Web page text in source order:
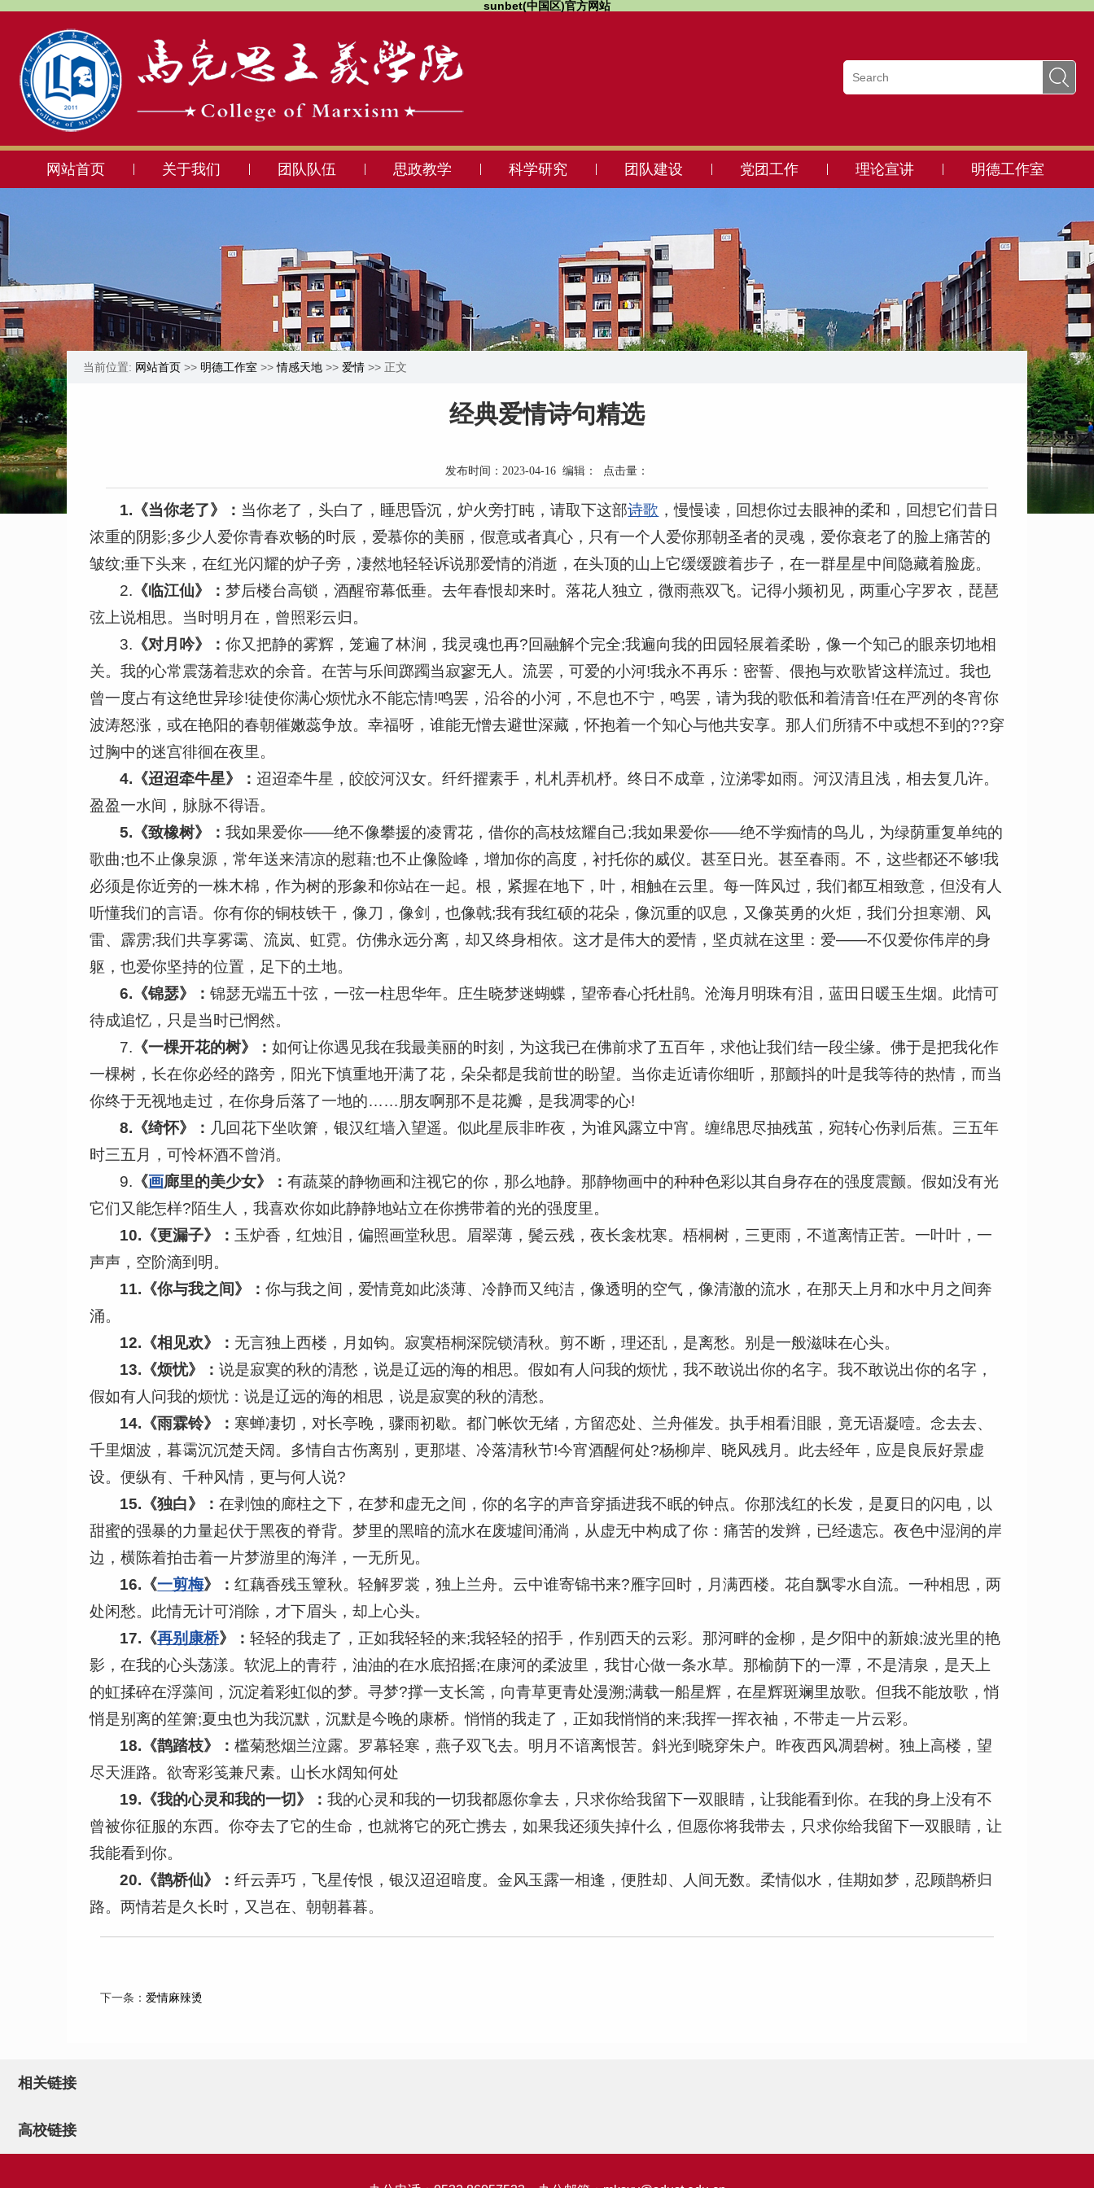
sunbet(中国区)官方网站
网站首页 关于我们 团队队伍 思政教学 科学研究 团队建设 党团工作 理论宣讲 明德工作室
当前位置: 网站首页 >> 明德工作室 >>情感天地 >> 爱情 >> 正文
经典爱情诗句精选
发布时间：2023-04-16 编辑： 点击量：
1. 《当你老了》： 当你老了，头白了，睡思昏沉，炉火旁打盹，请取下这部诗歌 ，慢慢读，回想你过去眼神的柔和，回想它们昔日
浓重的阴影;多少人爱你青春欢畅的时辰，爱慕你的美丽，假意或者真心，只有一个人爱你那朝圣者的灵魂，爱你衰老了的脸上痛苦的
皱纹;垂下头来，在红光闪耀的炉子旁，凄然地轻轻诉说那爱情的消逝，在头顶的山上它缓缓踱着步子，在一群星星中间隐藏着脸庞。
2. 《临江仙》：梦后楼台高锁，酒醒帘幕低垂。去年春恨却来时。落花人独立，微雨燕双飞。记得小频初见，两重心字罗衣，琵琶
弦上说相思。当时明月在，曾照彩云归。
3. 《对月吟》：你又把静的雾辉，笼遍了林涧，我灵魂也再?回融解个完全;我遍向我的田园轻展着柔盼，像一个知己的眼亲切地相
关。我的心常震荡着悲欢的余音。在苦与乐间踯躅当寂寥无人。流罢，可爱的小河!我永不再乐：密誓、偎抱与欢歌皆这样流过。我也
曾一度占有这绝世异珍!徒使你满心烦忧永不能忘情!鸣罢，沿谷的小河，不息也不宁，鸣罢，请为我的歌低和着清音!任在严冽的冬宵你
波涛怒涨，或在艳阳的春朝催嫩蕊争放。幸福呀，谁能无憎去避世深藏，怀抱着一个知心与他共安享。那人们所猜不中或想不到的??穿
过胸中的迷宫徘徊在夜里。
4. 《迢迢牵牛星》： 迢迢牵牛星，皎皎河汉女。纤纤擢素手，札札弄机杼。终日不成章，泣涕零如雨。河汉清且浅，相去复几许。
盈盈一水间，脉脉不得语。
5. 《致橡树》：我如果爱你——绝不像攀援的凌霄花，借你的高枝炫耀自己;我如果爱你——绝不学痴情的鸟儿，为绿荫重复单纯的
歌曲;也不止像泉源，常年送来清凉的慰藉;也不止像险峰，增加你的高度，衬托你的威仪。甚至日光。甚至春雨。不，这些都还不够!我
必须是你近旁的一株木棉，作为树的形象和你站在一起。根，紧握在地下，叶，相触在云里。每一阵风过，我们都互相致意，但没有人
听懂我们的言语。你有你的铜枝铁干，像刀，像剑，也像戟;我有我红硕的花朵，像沉重的叹息，又像英勇的火炬，我们分担寒潮、风
雷、霹雳;我们共享雾霭、流岚、虹霓。仿佛永远分离，却又终身相依。这才是伟大的爱情，坚贞就在这里：爱——不仅爱你伟岸的身
躯，也爱你坚持的位置，足下的土地。
6. 《锦瑟》：锦瑟无端五十弦，一弦一柱思华年。庄生晓梦迷蝴蝶，望帝春心托杜鹃。沧海月明珠有泪，蓝田日暖玉生烟。此情可
待成追忆，只是当时已惘然。
7. 《一棵开花的树》：如何让你遇见我在我最美丽的时刻，为这我已在佛前求了五百年，求他让我们结一段尘缘。佛于是把我化作
一棵树，长在你必经的路旁，阳光下慎重地开满了花，朵朵都是我前世的盼望。当你走近请你细听，那颤抖的叶是我等待的热情，而当
你终于无视地走过，在你身后落了一地的……朋友啊那不是花瓣，是我凋零的心!
8. 《绮怀》： 几回花下坐吹箫，银汉红墙入望遥。似此星辰非昨夜，为谁风露立中宵。缠绵思尽抽残茧，宛转心伤剥后蕉。三五年
时三五月，可怜杯酒不曾消。
9. 《画廊里的美少女》：有蔬菜的静物画和注视它的你，那么地静。那静物画中的种种色彩以其自身存在的强度震颤。假如没有光
它们又能怎样?陌生人，我喜欢你如此静静地站立在你携带着的光的强度里。
10. 《更漏子》： 玉炉香，红烛泪，偏照画堂秋思。眉翠薄，鬓云残，夜长衾枕寒。梧桐树，三更雨，不道离情正苦。一叶叶，一
声声，空阶滴到明。
11. 《你与我之间》：你与我之间，爱情竟如此淡薄、冷静而又纯洁，像透明的空气，像清澈的流水，在那天上月和水中月之间奔
涌。
12. 《相见欢》： 无言独上西楼，月如钩。寂寞梧桐深院锁清秋。剪不断，理还乱，是离愁。别是一般滋味在心头。
13. 《烦忧》：说是寂寞的秋的清愁，说是辽远的海的相思。假如有人问我的烦忧，我不敢说出你的名字。我不敢说出你的名字，
假如有人问我的烦忧：说是辽远的海的相思，说是寂寞的秋的清愁。
14. 《雨霖铃》： 寒蝉凄切，对长亭晚，骤雨初歇。都门帐饮无绪，方留恋处、兰舟催发。执手相看泪眼，竟无语凝噎。念去去、
千里烟波，暮霭沉沉楚天阔。多情自古伤离别，更那堪、冷落清秋节!今宵酒醒何处?杨柳岸、晓风残月。此去经年，应是良辰好景虚
设。便纵有、千种风情，更与何人说?
15. 《独白》：在剥蚀的廊柱之下，在梦和虚无之间，你的名字的声音穿插进我不眠的钟点。你那浅红的长发，是夏日的闪电，以
甜蜜的强暴的力量起伏于黑夜的脊背。梦里的黑暗的流水在废墟间涌淌，从虚无中构成了你：痛苦的发辫，已经遗忘。夜色中湿润的岸
边，横陈着拍击着一片梦游里的海洋，一无所见。
16. 《一剪梅》：红藕香残玉簟秋。轻解罗裳，独上兰舟。云中谁寄锦书来?雁字回时，月满西楼。花自飘零水自流。一种相思，两
处闲愁。此情无计可消除，才下眉头，却上心头。
17. 《再别康桥》：轻轻的我走了，正如我轻轻的来;我轻轻的招手，作别西天的云彩。那河畔的金柳，是夕阳中的新娘;波光里的艳
影，在我的心头荡漾。软泥上的青荇，油油的在水底招摇;在康河的柔波里，我甘心做一条水草。那榆荫下的一潭，不是清泉，是天上
的虹揉碎在浮藻间，沉淀着彩虹似的梦。寻梦?撑一支长篙，向青草更青处漫溯;满载一船星辉，在星辉斑斓里放歌。但我不能放歌，悄
悄是别离的笙箫;夏虫也为我沉默，沉默是今晚的康桥。悄悄的我走了，正如我悄悄的来;我挥一挥衣袖，不带走一片云彩。
18. 《鹊踏枝》：槛菊愁烟兰泣露。罗幕轻寒，燕子双飞去。明月不谙离恨苦。斜光到晓穿朱户。昨夜西风凋碧树。独上高楼，望
尽天涯路。欲寄彩笺兼尺素。山长水阔知何处
19.《我的心灵和我的一切》：我的心灵和我的一切我都愿你拿去，只求你给我留下一双眼睛，让我能看到你。在我的身上没有不
曾被你征服的东西。你夺去了它的生命，也就将它的死亡携去，如果我还须失掉什么，但愿你将我带去，只求你给我留下一双眼睛，让
我能看到你。
20. 《鹊桥仙》：纤云弄巧，飞星传恨，银汉迢迢暗度。金风玉露一相逢，便胜却、人间无数。柔情似水，佳期如梦，忍顾鹊桥归
路。两情若是久长时，又岂在、朝朝暮暮。
下一条： 爱情麻辣烫
相关链接
高校链接